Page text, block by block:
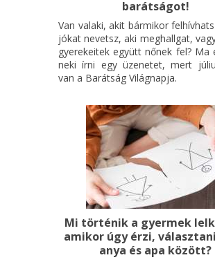
barátságot!
Van valaki, akit bármikor
jókat nevetsz, aki meghallgat,
gyerekeitek együtt nőnek fel? Ma
neki írni egy üzenetet, mert
van a Barátság Világnapja.
Mi történik a gyermek
amikor úgy érzi,
anya és apa között?